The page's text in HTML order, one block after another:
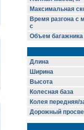
Максимальная
Время разгона с
с
Объем багажника
Длина
Ширина
Высота
Колесная база
Колея передняя/
Дорожный